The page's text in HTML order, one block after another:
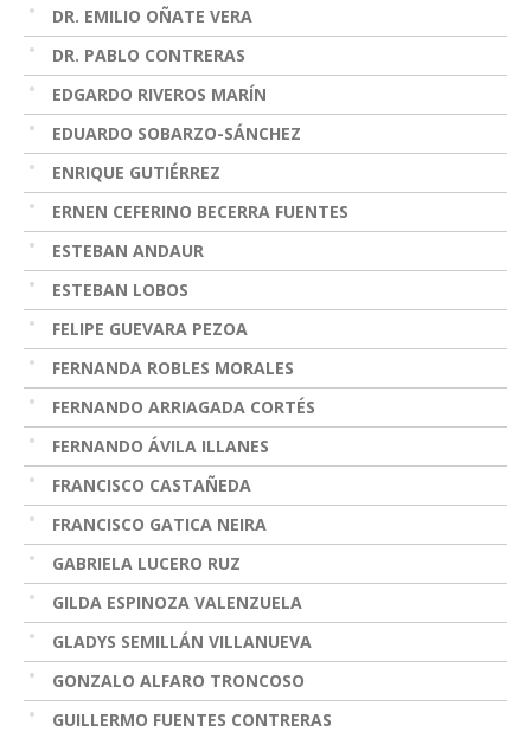
DR. EMILIO OÑATE VERA
DR. PABLO CONTRERAS
EDGARDO RIVEROS MARÍN
EDUARDO SOBARZO-SÁNCHEZ
ENRIQUE GUTIÉRREZ
ERNEN CEFERINO BECERRA FUENTES
ESTEBAN ANDAUR
ESTEBAN LOBOS
FELIPE GUEVARA PEZOA
FERNANDA ROBLES MORALES
FERNANDO ARRIAGADA CORTÉS
FERNANDO ÁVILA ILLANES
FRANCISCO CASTAÑEDA
FRANCISCO GATICA NEIRA
GABRIELA LUCERO RUZ
GILDA ESPINOZA VALENZUELA
GLADYS SEMILLÁN VILLANUEVA
GONZALO ALFARO TRONCOSO
GUILLERMO FUENTES CONTRERAS